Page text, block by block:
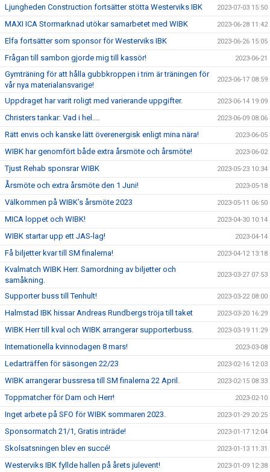
Ljungheden Construction fortsätter stötta Westerviks IBK 2023-07-03 15:50
MAXI ICA Stormarknad utökar samarbetet med WIBK 2023-06-28 11:42
Elfa fortsätter som sponsor för Westerviks IBK 2023-06-26 15:05
Frågan till sambon gjorde mig till kassör! 2023-06-21
Gymträning för att hålla gubbkroppen i trim är träningen för
vår nya materialansvarige!
2023-06-17 08:59
Uppdraget har varit roligt med varierande uppgifter. 2023-06-14 19:09
Christers tankar: Vad i hel.... 2023-06-09 08:06
Rätt envis och kanske lätt överenergisk enligt mina nära! 2023-06-05
WIBK har genomfört både extra årsmöte och årsmöte! 2023-06-02
Tjust Rehab sponsrar WIBK 2023-05-23 10:34
Årsmöte och extra årsmöte den 1 Juni! 2023-05-18
Välkommen på WIBK’s årsmöte 2023 2023-05-11 06:50
MICA loppet och WIBK! 2023-04-30 10:14
WIBK startar upp ett JAS-lag! 2023-04-14
Få biljetter kvar till SM finalerna! 2023-04-12 13:18
Kvalmatch WIBK Herr. Samordning av biljetter och
samåkning.
2023-03-27 07:53
Supporter buss till Tenhult! 2023-03-22 08:00
Halmstad IBK hissar Andreas Rundbergs tröja till taket 2023-03-20 16:29
WIBK Herr till kval och WIBK arrangerar supporterbuss. 2023-03-19 11:29
Internationella kvinnodagen 8 mars! 2023-03-08
Ledarträffen för säsongen 22/23 2023-02-16 12:03
WIBK arrangerar bussresa till SM finalerna 22 April. 2023-02-15 08:33
Toppmatcher för Dam och Herr! 2023-02-10
Inget arbete på SFO för WIBK sommaren 2023. 2023-01-29 20:25
Sponsormatch 21/1, Gratis inträde! 2023-01-17 12:04
Skolsatsningen blev en succé! 2023-01-13 11:31
Westerviks IBK fyllde hallen på årets julevent! 2023-01-09 12:38